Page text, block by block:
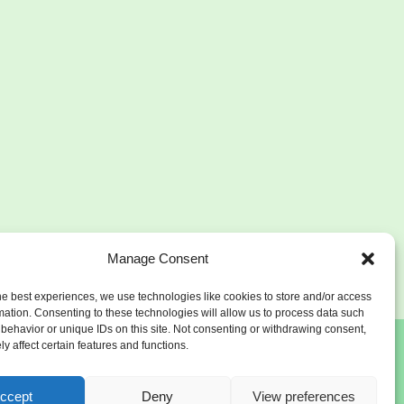
Manage Consent
best experiences, we use technologies like cookies to store and/or access
Consenting to these technologies will allow us to process data such
or unique IDs on this site. Not consenting or withdrawing consent,
affect certain features and functions.
Deny View preferences